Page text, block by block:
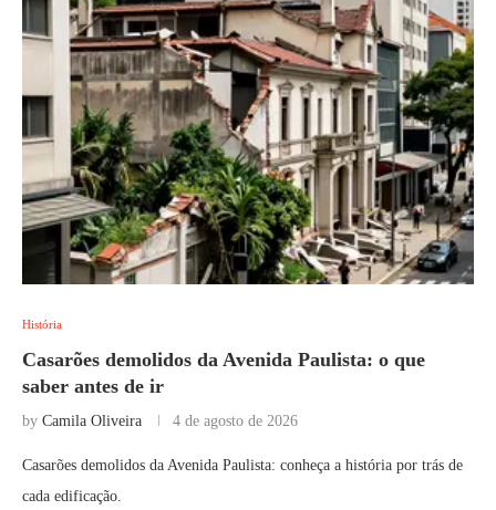
História
Casarões demolidos da Avenida Paulista: o que
saber antes de ir
by Camila Oliveira 4 de agosto de 2026
Casarões demolidos da Avenida Paulista: conheça a história por trás de
cada edificação.